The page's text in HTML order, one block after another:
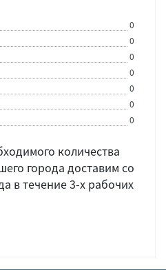
0
0
0
0
0
0
0
количества
города доставим со
в течение 3-х рабочих